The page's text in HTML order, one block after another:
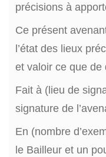
précisions à
Ce présent
l’état des lieux
et valoir ce que de
Fait à (lieu de
signature de
En (nombre
le Bailleur et un